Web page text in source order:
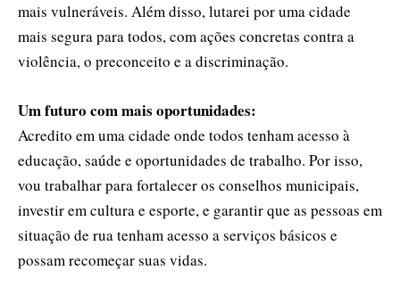
mais vulneráveis. Além disso, lutarei por uma cidade
mais segura para todos, com ações concretas contra a
violência, o preconceito e a discriminação.
Um futuro com mais oportunidades:
Acredito em uma cidade onde todos tenham acesso à
educação, saúde e oportunidades de trabalho. Por isso,
vou trabalhar para fortalecer os conselhos municipais,
investir em cultura e esporte, e garantir que as pessoas em
situação de rua tenham acesso a serviços básicos e
possam recomeçar suas vidas.